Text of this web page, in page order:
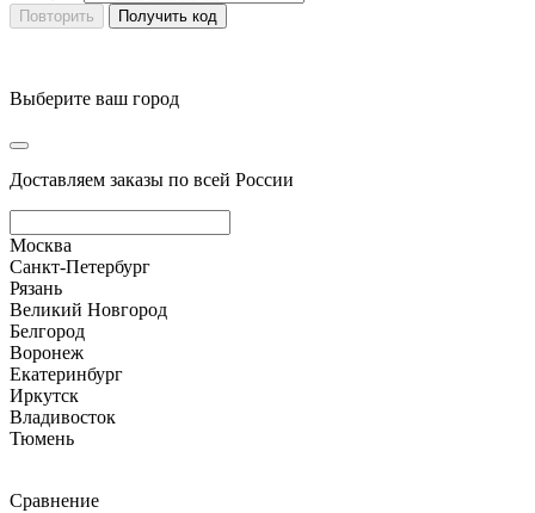
Повторить Получить код
Выберите ваш город
Доставляем заказы по всей России
Москва
Санкт-Петербург
Рязань
Великий Новгород
Белгород
Воронеж
Екатеринбург
Иркутск
Владивосток
Тюмень
Сравнение